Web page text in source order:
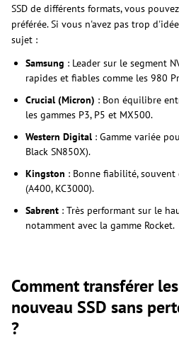
SSD de différents formats, vous
préférée. Si vous n'avez pas trop
sujet :
Samsung : Leader sur le segment
rapides et fiables comme les 980
Crucial (Micron) : Bon équilibre
les gammes P3, P5 et MX500.
Western Digital : Gamme variée
Black SN850X).
Kingston : Bonne fiabilité, souvent
(A400, KC3000).
Sabrent : Très performant sur le
notamment avec la gamme Rocket.
Comment transférer
nouveau SSD sans
?